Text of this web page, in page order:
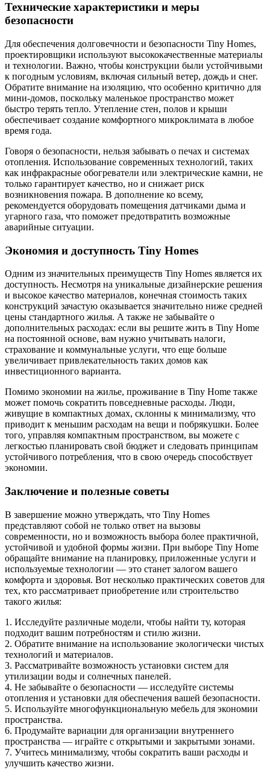
Технические характеристики и меры
безопасности
Для обеспечения долговечности и безопасности Tiny Homes,
проектировщики используют высококачественные материалы
и технологии. Важно, чтобы конструкции были устойчивыми
к погодным условиям, включая сильный ветер, дождь и снег.
Обратите внимание на изоляцию, что особенно критично для
мини-домов, поскольку маленькое пространство может
быстро терять тепло. Утепление стен, полов и крыши
обеспечивает создание комфортного микроклимата в любое
время года.
Говоря о безопасности, нельзя забывать о печах и системах
отопления. Использование современных технологий, таких
как инфракрасные обогреватели или электрические камни, не
только гарантирует качество, но и снижает риск
возникновения пожара. В дополнение ко всему,
рекомендуется оборудовать помещения датчиками дыма и
угарного газа, что поможет предотвратить возможные
аварийные ситуации.
Экономия и доступность Tiny Homes
Одним из значительных преимуществ Tiny Homes является их
доступность. Несмотря на уникальные дизайнерские решения
и высокое качество материалов, конечная стоимость таких
конструкций зачастую оказывается значительно ниже средней
цены стандартного жилья. А также не забывайте о
дополнительных расходах: если вы решите жить в Tiny Home
на постоянной основе, вам нужно учитывать налоги,
страхование и коммунальные услуги, что еще больше
увеличивает привлекательность таких домов как
инвестиционного варианта.
Помимо экономии на жилье, проживание в Tiny Home также
может помочь сократить повседневные расходы. Люди,
живущие в компактных домах, склонны к минимализму, что
приводит к меньшим расходам на вещи и побрякушки. Более
того, управляя компактным пространством, вы можете с
легкостью планировать свой бюджет и следовать принципам
устойчивого потребления, что в свою очередь способствует
экономии.
Заключение и полезные советы
В завершение можно утверждать, что Tiny Homes
представляют собой не только ответ на вызовы
современности, но и возможность выбора более практичной,
устойчивой и удобной формы жизни. При выборе Tiny Home
обращайте внимание на планировку, приложенные услуги и
используемые технологии — это станет залогом вашего
комфорта и здоровья. Вот несколько практических советов для
тех, кто рассматривает приобретение или строительство
такого жилья:
1. Исследуйте различные модели, чтобы найти ту, которая
подходит вашим потребностям и стилю жизни.
2. Обратите внимание на использование экологически чистых
технологий и материалов.
3. Рассматривайте возможность установки систем для
утилизации воды и солнечных панелей.
4. Не забывайте о безопасности — исследуйте системы
отопления и установки для обеспечения вашей безопасности.
5. Используйте многофункциональную мебель для экономии
пространства.
6. Продумайте вариации для организации внутреннего
пространства — играйте с открытыми и закрытыми зонами.
7. Учитесь минимализму, чтобы сократить ваши расходы и
улучшить качество жизни.